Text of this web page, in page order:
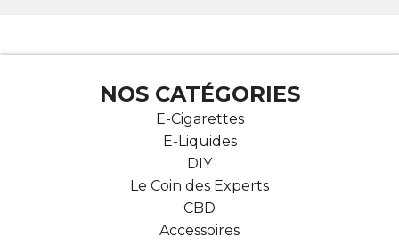
NOS CATÉGORIES
E-Cigarettes
E-Liquides
DIY
Le Coin des Experts
CBD
Accessoires